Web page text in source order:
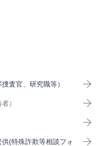
査官、研究職等）
）
(特殊詐欺等相談フォ